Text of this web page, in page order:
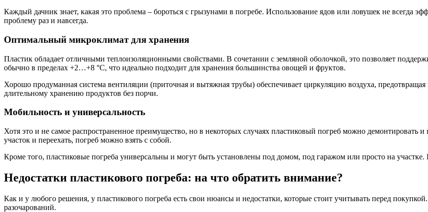
Каждый дачник знает, какая это проблема – бороться с грызунами в погребе. Использование ядов или ловушек не всегда
проблему раз и навсегда.
Оптимальный микроклимат для хранения
Пластик обладает отличными теплоизоляционными свойствами. В сочетании с земляной оболочкой, это позволяет
обычно в пределах +2…+8 °C, что идеально подходит для хранения большинства овощей и фруктов.
Хорошо продуманная система вентиляции (приточная и вытяжная трубы) обеспечивает циркуляцию воздуха,
длительному хранению продуктов без порчи.
Мобильность и универсальность
Хотя это и не самое распространенное преимущество, но в некоторых случаях пластиковый погреб можно демонтировать
участок и переехать, погреб можно взять с собой.
Кроме того, пластиковые погреба универсальны и могут быть установлены под домом, под гаражом или просто на участке.
Недостатки пластикового погреба: на что обратить внимание?
Как и у любого решения, у пластикового погреба есть свои нюансы и недостатки, которые стоит учитывать перед
разочарований.